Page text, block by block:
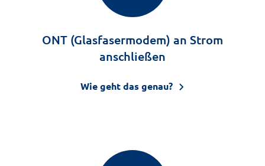
ONT (Glasfasermodem) an Strom
anschließen
Wie geht das genau?